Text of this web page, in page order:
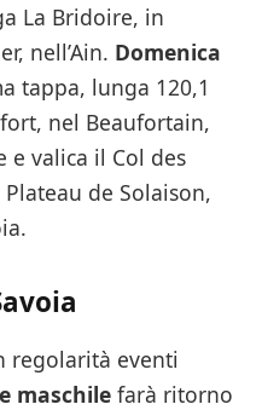
La Bridoire, in
nell’Ain. Domenica
tappa, lunga 120,1
nel Beaufortain,
e valica il Col des
de Solaison,
regolarità eventi
maschile farà ritorno